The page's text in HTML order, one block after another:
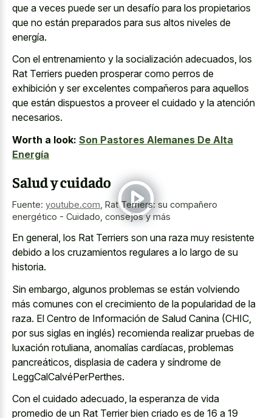
que a veces puede ser un desafío para los propietarios
que no están preparados para sus altos niveles de
energía.
Con el entrenamiento y la socialización adecuados, los
Rat Terriers pueden prosperar como perros de
exhibición y ser excelentes compañeros para aquellos
que están dispuestos a proveer el cuidado y la atención
necesarios.
Worth a look: Son Pastores Alemanes De Alta
Energía
Salud y cuidado
Fuente: youtube.com Rat Terriers: su compañero
energético - Cuidado, consejos y más
En general, los Rat Terriers son una raza muy resistente
debido a los cruzamientos regulares a lo largo de su
historia.
Sin embargo, algunos problemas se están volviendo
más comunes con el crecimiento de la popularidad de la
raza. El Centro de Información de Salud Canina (CHIC,
por sus siglas en inglés) recomienda realizar pruebas de
luxación rotuliana, anomalías cardíacas, problemas
pancreáticos, displasia de cadera y síndrome de
LeggCalCalvéPerPerthes.
Con el cuidado adecuado, la esperanza de vida
promedio de un Rat Terrier bien criado es de 16 a 19